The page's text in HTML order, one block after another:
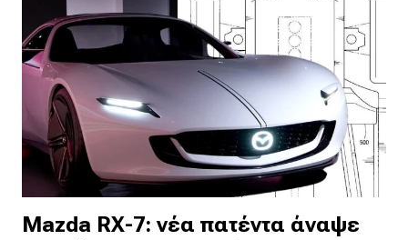
Mazda RX-7: νέα πατέντα άναψε